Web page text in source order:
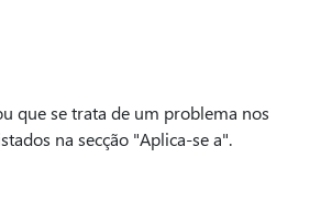
que se trata de um problema nos
na secção "Aplica-se a".